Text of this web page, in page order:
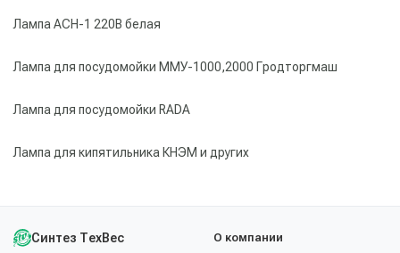
Лампа АСН-1 220В белая
Лампа для посудомойки ММУ-1000,2000 Гродторгмаш
Лампа для посудомойки RADA
Лампа для кипятильника КНЭМ и других
Синтез ТехВес
О компании